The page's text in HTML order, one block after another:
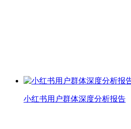
小红书用户群体深度分析报告